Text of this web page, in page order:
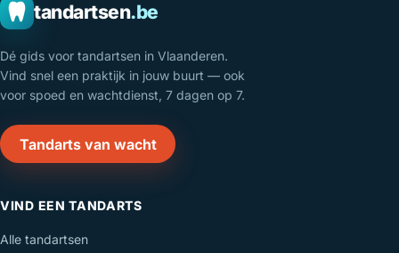
tandartsen.be
Dé gids voor tandartsen in Vlaanderen.
Vind snel een praktijk in jouw buurt — ook
voor spoed en wachtdienst, 7 dagen op 7.
Tandarts van wacht
VIND EEN TANDARTS
Alle tandartsen